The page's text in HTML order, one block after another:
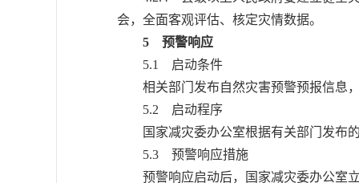
会，全面客观评估、核定灾情数据。
5 预警响应
5.1 启动条件
相关部门发布自然灾害预警预报信息，
5.2 启动程序
国家减灾委办公室根据有关部门发布的
5.3 预警响应措施
预警响应启动后，国家减灾委办公室立